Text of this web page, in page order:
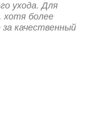
ухода. Для
хотя более
качественный